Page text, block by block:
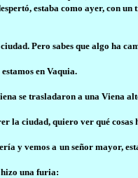
estaba como ayer, con
Pero sabes que algo ha
estamos en Vaquia.
se trasladaron a una Viena
la ciudad, quiero ver qué
y vemos a un señor mayor,
hizo una furia: